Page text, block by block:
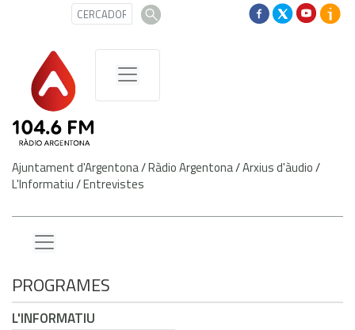
Ajuntament d'Argentona/Ràdio Argentona/Arxius d'àudio/
L'Informatiu/Entrevistes
PROGRAMES
L'INFORMATIU